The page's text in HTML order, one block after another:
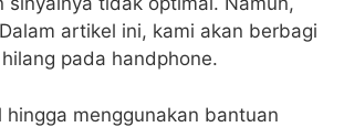
artikel ini, kami akan berbagi
pada handphone.
menggunakan bantuan